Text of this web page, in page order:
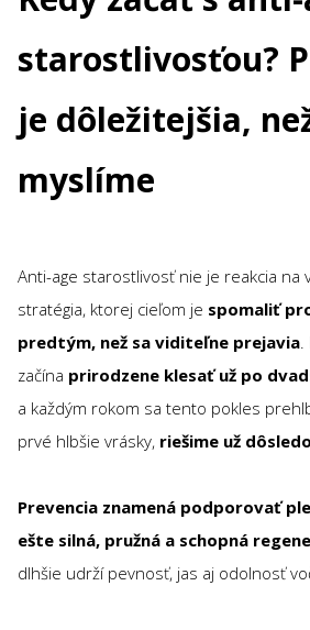
starostlivosťou?
je dôležitejšia,
myslíme
Anti-age starostlivosť nie je reakcia na
stratégia, ktorej cieľom je spomaliť
predtým, než sa viditeľne prejavia.
začína prirodzene klesať už po
a každým rokom sa tento pokles
prvé hlbšie vrásky, riešime už
Prevencia znamená podporovať
ešte silná, pružná a schopná
dlhšie udrží pevnosť, jas aj odolnosť